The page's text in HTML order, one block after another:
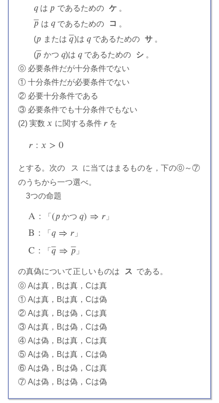
𝑞
q は 𝑝
p であるための ケ
ケ 。
𝑝
⎯⎯
⎯
p¯は 𝑞
qであるための コ
コ 。
(𝑝
p または 𝑞
⎯⎯
⎯
q¯
)は 𝑞
qであるための サ
サ 。
(𝑝
⎯⎯
⎯
p¯かつ 𝑞
q)は 𝑞
qであるための シ
シ 。
⓪ 必要条件だが十分条件でない
① 十分条件だが必要条件でない
② 必要十分条件である
③ 必要条件でも十分条件でもない
(2) 実数 𝑥
x に関する条件 𝑟
rを
𝑟 : 𝑥 > 0
:x >0
とする。次の ス
ス
に当てはまるものを，下の⓪～⑦
のうちから一つ選べ。
3つの命題
A : 「 (𝑝 かつ 𝑞) ⇒ 𝑟 」
B : 「 𝑞 ⇒ 𝑟」
C : 「 𝑞
⎯⎯
⎯ ⇒ 𝑝
⎯⎯
⎯ 」
「( p かつ q)⇒r」
の真偽について正しいものは ス
ス である。
⓪ Aは真，Bは真，Cは真
① Aは真，Bは真，Cは偽
② Aは真，Bは偽，Cは真
③ Aは真，Bは偽，Cは偽
④ Aは偽，Bは真，Cは真
⑤ Aは偽，Bは真，Cは偽
⑥ Aは偽，Bは偽，Cは真
⑦ Aは偽，Bは偽，Cは偽